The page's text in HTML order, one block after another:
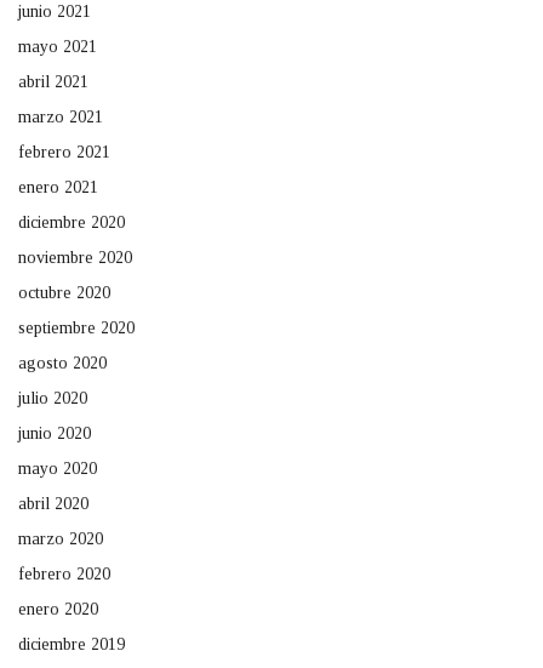
junio 2021
mayo 2021
abril 2021
marzo 2021
febrero 2021
enero 2021
diciembre 2020
noviembre 2020
octubre 2020
septiembre 2020
agosto 2020
julio 2020
junio 2020
mayo 2020
abril 2020
marzo 2020
febrero 2020
enero 2020
diciembre 2019